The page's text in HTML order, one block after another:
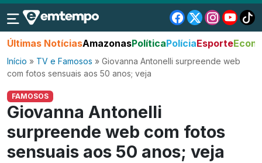
Últimas NotíciasAmazonasPolíticaPolíciaEsporte
Início » TV e Famosos » Giovanna Antonelli surpreende web
com fotos sensuais aos 50 anos; veja
FAMOSOS
Giovanna Antonelli
surpreende web com fotos
sensuais aos 50 anos; veja